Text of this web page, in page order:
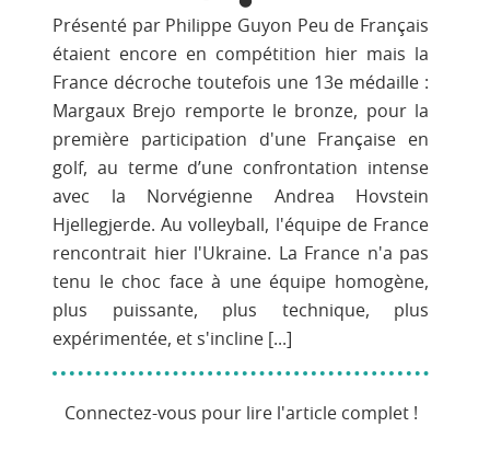
Présenté par Philippe Guyon Peu de Français
étaient encore en compétition hier mais la
France décroche toutefois une 13e médaille :
Margaux Brejo remporte le bronze, pour la
première participation d'une Française en
golf, au terme d’une confrontation intense
avec la Norvégienne Andrea Hovstein
Hjellegjerde. Au volleyball, l'équipe de France
rencontrait hier l'Ukraine. La France n'a pas
tenu le choc face à une équipe homogène,
plus puissante, plus technique, plus
expérimentée, et s'incline [...]
Connectez-vous pour lire l'article complet !